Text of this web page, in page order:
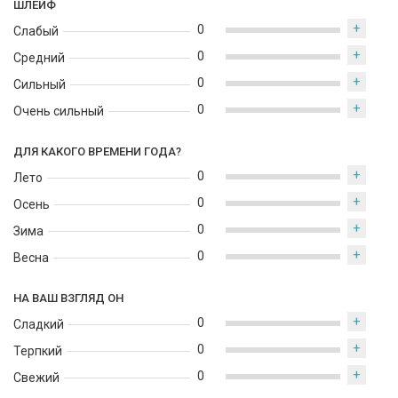
ШЛЕЙФ
Слабый
Средний
Сильный
Очень сильный
0 +
0 +
0 +
0 +
ДЛЯ КАКОГО ВРЕМЕНИ ГОДА?
Лето
Осень
Зима
Весна
0 +
0 +
0 +
0 +
НА ВАШ ВЗГЛЯД ОН
Сладкий
Терпкий
Свежий
0 +
0 +
0 +